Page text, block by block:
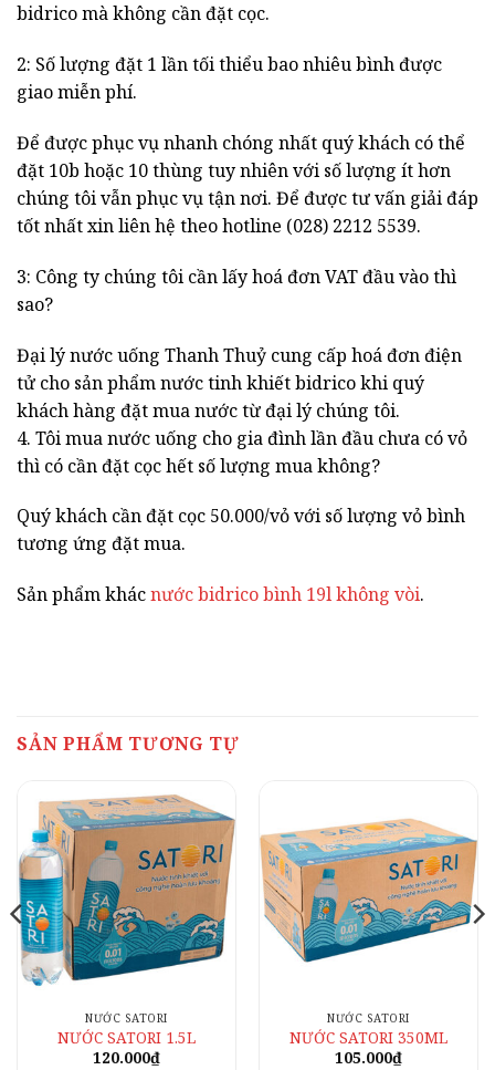
bidrico mà không cần đặt cọc.
2: Số lượng đặt 1 lần tối thiểu bao nhiêu bình được
giao miễn phí.
Để được phục vụ nhanh chóng nhất quý khách có thể
đặt 10b hoặc 10 thùng tuy nhiên với số lượng ít hơn
chúng tôi vẫn phục vụ tận nơi. Để được tư vấn giải đáp
tốt nhất xin liên hệ theo hotline (028) 2212 5539.
3: Công ty chúng tôi cần lấy hoá đơn VAT đầu vào thì
sao?
Đại lý nước uống Thanh Thuỷ cung cấp hoá đơn điện
tử cho sản phẩm nước tinh khiết bidrico khi quý
khách hàng đặt mua nước từ đại lý chúng tôi.
4. Tôi mua nước uống cho gia đình lần đầu chưa có vỏ
thì có cần đặt cọc hết số lượng mua không?
Quý khách cần đặt cọc 50.000/vỏ với số lượng vỏ bình
tương ứng đặt mua.
Sản phẩm khácnước bidrico bình 19l không vòi.
SẢN PHẨM TƯƠNG TỰ
NƯỚC SATORI
NƯỚC SATORI 1.5L
120.000₫
NƯỚC SATORI
NƯỚC SATORI 350ML
105.000₫